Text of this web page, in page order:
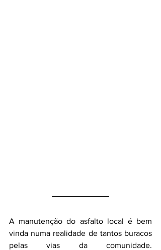
A manutenção do asfalto local é bem
vinda numa realidade de tantos buracos
pelas vias da comunidade.